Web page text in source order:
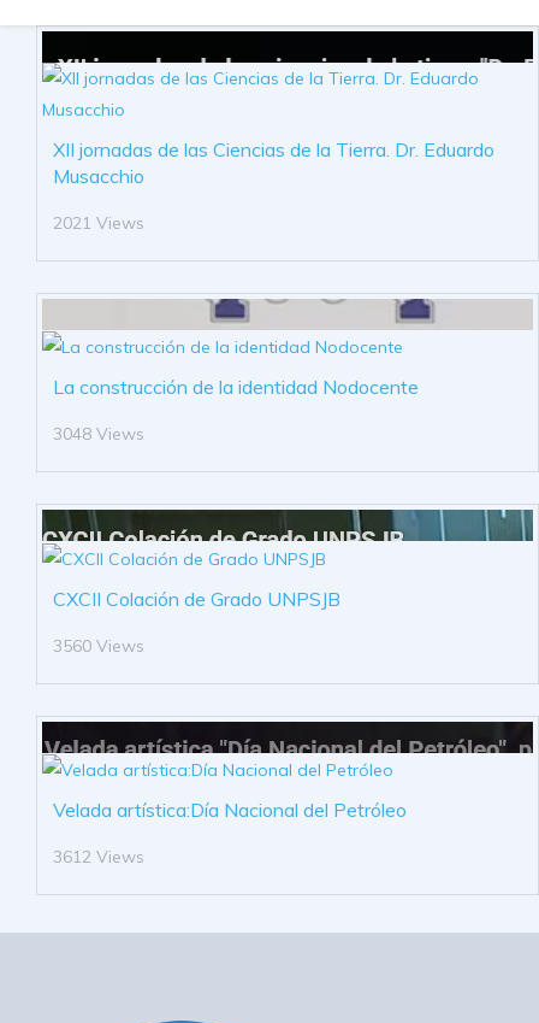
XII jornadas de las Ciencias de la Tierra. Dr. Eduardo
Musacchio
2021 Views
La construcción de la identidad Nodocente
3048 Views
CXCII Colación de Grado UNPSJB
3560 Views
Velada artística:Día Nacional del Petróleo
3612 Views